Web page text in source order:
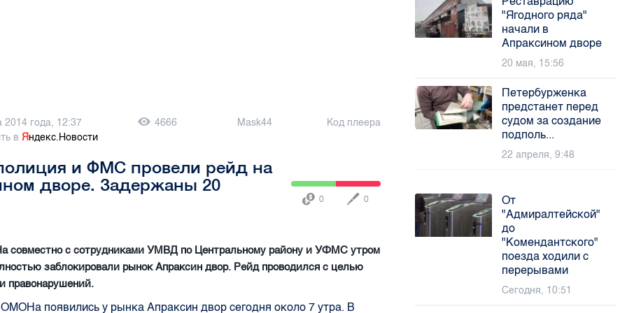
2014 года, 12:37 4666 Mask44
Код плеера
вЯндекс.Новости
и ФМС провели рейд на
дворе. Задержаны 20
0 0
с сотрудниками УМВД по Центральному району и УФМС утром
заблокировали рынок Апраксин двор. Рейд проводился с целью
правонарушений.
появились у рынка Апраксин двор сегодня около 7 утра. В
"Ягодного ряда"
начали в
Апраксином дворе
20 мая, 15:56
Петербурженка
предстанет перед
судом за создание
подполь...
22 апреля, 9:48
От
"Адмиралтейской"
до
"Комендантского"
поезда ходили с
перерывами
Сегодня, 10:51